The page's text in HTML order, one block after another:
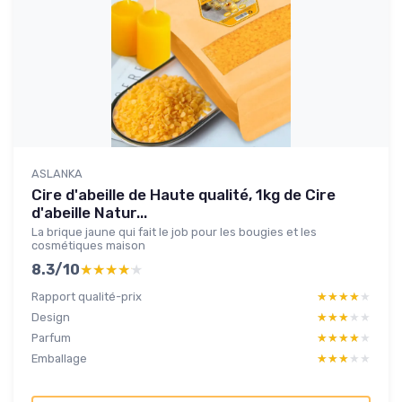
ASLANKA
Cire d'abeille de Haute qualité, 1kg de Cire
d'abeille Natur...
La brique jaune qui fait le job pour les bougies et les
cosmétiques maison
8.3/10★★★★★
★★★★★
Rapport qualité-prix ★★★★★
★★★★★
Design
★★★★★
★★★★★
Parfum
★★★★★
★★★★★
Emballage
★★★★★
★★★★★